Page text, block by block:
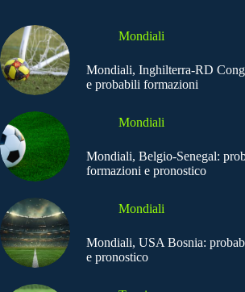
Mondiali
Mondiali, Inghilterra-RD
e probabili formazioni
Mondiali
Mondiali, Belgio-Senegal:
formazioni e pronostico
Mondiali
Mondiali, USA Bosnia:
e pronostico